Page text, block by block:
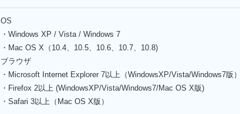
OS
・Windows XP / Vista / Windows 7
・Mac OS X（10.4、10.5、10.6、10.7、10.8)
ブラウザ
・Microsoft Internet Explorer 7以上（WindowsXP/Vista/Windows7版）
・Firefox 2以上 (WindowsXP/Vista/Windows7/Mac OS X版)
・Safari 3以上（Mac OS X版）